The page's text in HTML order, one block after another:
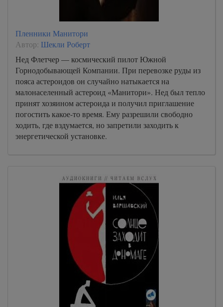
Пленники Манитори
Автор: Шекли Роберт
Нед Флетчер — космический пилот Южной
Горнодобывающей Компании. При перевозке руды из
пояса астероидов он случайно натыкается на
малонаселенный астероид «Манитори». Нед был тепло
принят хозяином астероида и получил приглашение
погостить какое-то время. Ему разрешили свободно
ходить, где вздумается, но запретили заходить к
энергетической установке.